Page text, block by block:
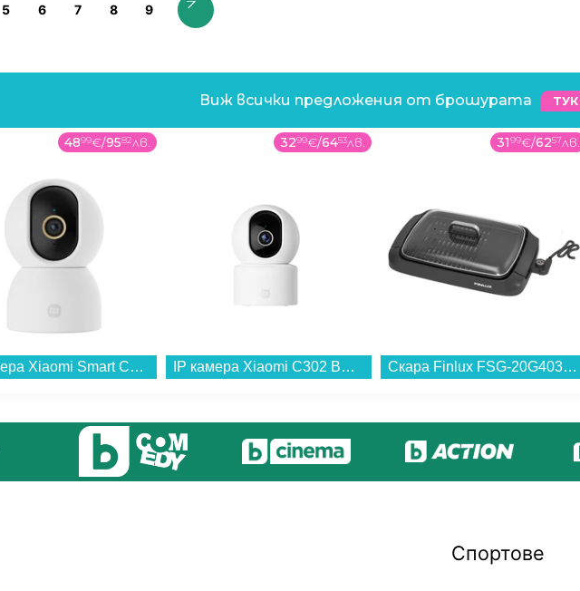
5 6 7 8 9
Виж всички предложения от брошурата ТУК
4899€/9582лв.
IP камера Xiaomi Smart Camera C500 BHR089AEU...
3299€/6453лв.
IP камера Xiaomi C302 BHR08SVGL...
3199€/6257лв.
Скара Finlux FSG-20G4030...
Спортове